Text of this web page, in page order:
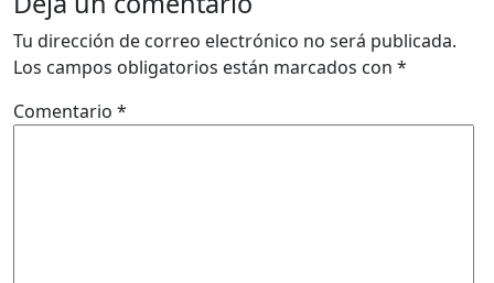
Tu dirección de correo electrónico no será publicada.
Los campos obligatorios están marcados con *
Comentario *